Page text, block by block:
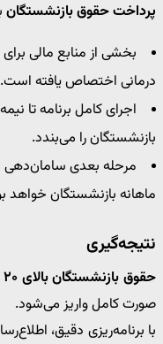
پرداخت حقوق بازنشستگان
بخشی از منابع مالی
درمانی اختصاص یافته است.
اجرای کامل برنامه تا
بازنشستگان را می‌بندد.
مرحله بعدی سامان‌دهی
ماهانه بازنشستگان خواهد
نتیجه‌گیری
حقوق بازنشستگان بالای ۲۰ میلیون تومان
صورت کامل واریز می‌شود.
با برنامه‌ریزی دقیق،